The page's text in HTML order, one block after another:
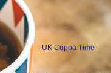
UK Cuppa Time